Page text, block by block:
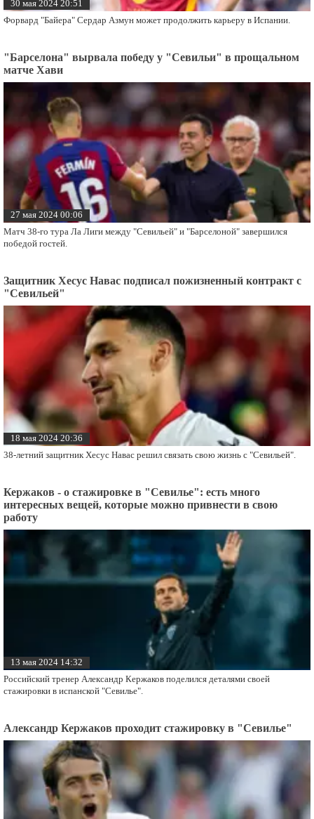
30 мая 2024 20:51
Форвард "Байера" Сердар Азмун может продолжить карьеру в Испании.
"Барселона" вырвала победу у "Севильи" в прощальном
матче Хави
27 мая 2024 00:06
Матч 38-го тура Ла Лиги между "Севильей" и "Барселоной" завершился
победой гостей.
Защитник Хесус Навас подписал пожизненный контракт с
"Севильей"
18 мая 2024 20:36
38-летний защитник Хесус Навас решил связать свою жизнь с "Севильей".
Кержаков - о стажировке в "Севилье": есть много
интересных вещей, которые можно привнести в свою
работу
13 мая 2024 14:32
Российский тренер Александр Кержаков поделился деталями своей
стажировки в испанской "Севилье".
Александр Кержаков проходит стажировку в "Севилье"